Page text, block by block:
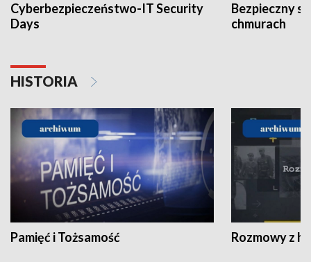
Cyberbezpieczeństwo-IT Security
Days
Bezpieczny
chmurach
HISTORIA
Pamięć i Tożsamość Rozmowy z